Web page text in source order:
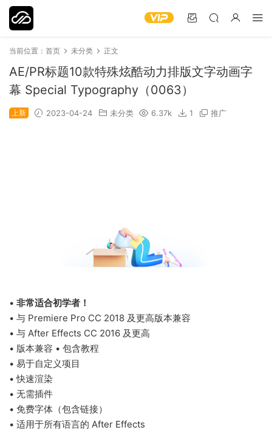
当前位置： 首页 未分类 正文
AE/PR标题10款特殊炫酷动力排版文字动画字
幕 Special Typography（0063）
上新 2023-04-24 未分类 6.37k 1 推广
• 非常适合初学者！
• 与 Premiere Pro CC 2018 及更高版本兼容
• 与 After Effects CC 2016 及更高
• 版本兼容 • 包含教程
• 易于自定义项目
• 快速渲染
• 无需插件
• 免费字体（包含链接）
• 适用于所有语言的 After Effects